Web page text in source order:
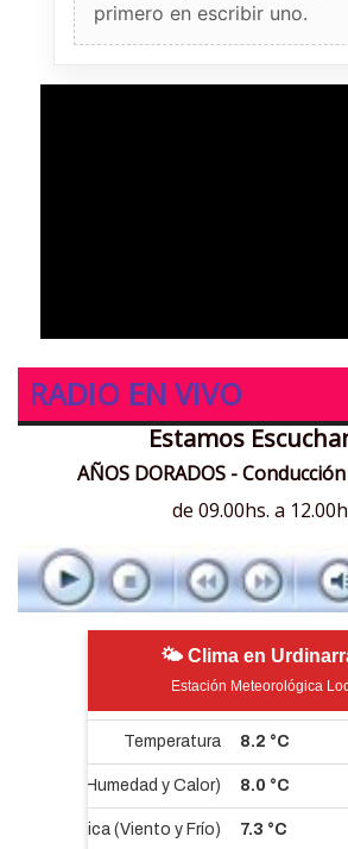
primero en escribir uno.
RADIO EN VIVO
Estamos
AÑOS DORADOS -
de 09.00hs. a
🌤 Clima en
Estación Meteorológica